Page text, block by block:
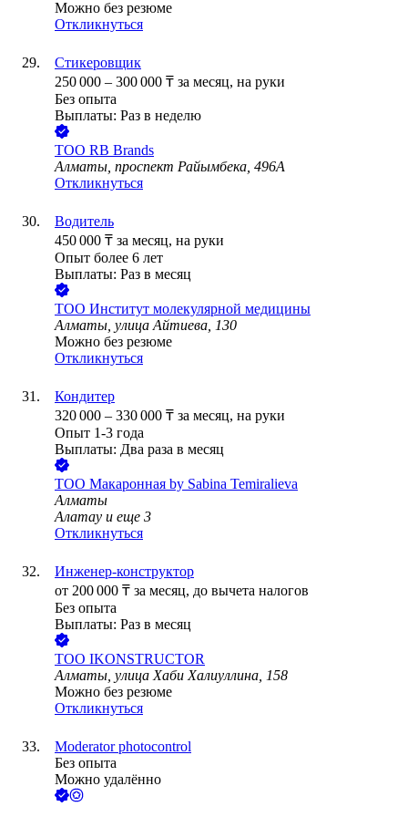
Можно без резюме
Откликнуться
Стикеровщик
250 000 – 300 000 ₸ за месяц, на руки
Без опыта
Выплаты: Раз в неделю
ТОО RB Brands
Алматы, проспект Райымбека, 496А
Откликнуться
Водитель
450 000 ₸ за месяц, на руки
Опыт более 6 лет
Выплаты: Раз в месяц
ТОО Институт молекулярной медицины
Алматы, улица Айтиева, 130
Можно без резюме
Откликнуться
Кондитер
320 000 – 330 000 ₸ за месяц, на руки
Опыт 1-3 года
Выплаты: Два раза в месяц
ТОО Макаронная by Sabina Temiralieva
Алматы
Алатау и еще 3
Откликнуться
Инженер-конструктор
от 200 000 ₸ за месяц, до вычета налогов
Без опыта
Выплаты: Раз в месяц
ТОО IKONSTRUCTOR
Алматы, улица Хаби Халиуллина, 158
Можно без резюме
Откликнуться
Moderator photocontrol
Без опыта
Можно удалённо